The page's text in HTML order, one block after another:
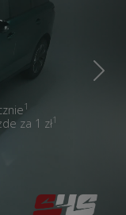
1
za 1 zł1
Next